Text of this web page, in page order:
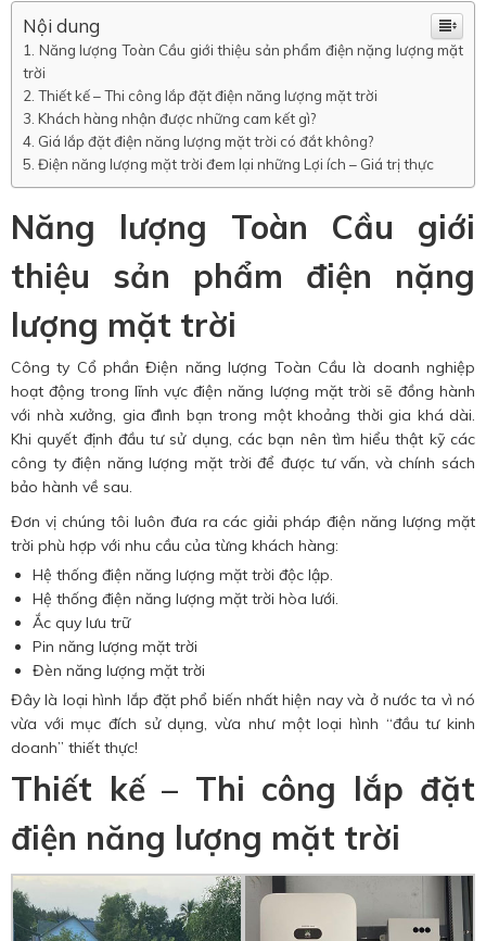
Nội dung
Năng lượng Toàn Cầu giới thiệu sản phẩm điện nặng lượng mặt
trời
Thiết kế – Thi công lắp đặt điện năng lượng mặt trời
Khách hàng nhận được những cam kết gì?
Giá lắp đặt điện năng lượng mặt trời có đắt không?
Điện năng lượng mặt trời đem lại những Lợi ích – Giá trị thực
Năng lượng Toàn Cầu giới
thiệu sản phẩm điện nặng
lượng mặt trời
Công ty Cổ phần Điện năng lượng Toàn Cầu là doanh nghiệp
hoạt động trong lĩnh vực điện năng lượng mặt trời sẽ đồng hành
với nhà xưởng, gia đình bạn trong một khoảng thời gia khá dài.
Khi quyết định đầu tư sử dụng, các bạn nên tìm hiểu thật kỹ các
công ty điện năng lượng mặt trời để được tư vấn, và chính sách
bảo hành về sau.
Đơn vị chúng tôi luôn đưa ra các giải pháp điện năng lượng mặt
trời phù hợp với nhu cầu của từng khách hàng:
Hệ thống điện năng lượng mặt trời độc lập.
Hệ thống điện năng lượng mặt trời hòa lưới.
Ắc quy lưu trữ
Pin năng lượng mặt trời
Đèn năng lượng mặt trời
Đây là loại hình lắp đặt phổ biến nhất hiện nay và ở nước ta vì nó
vừa với mục đích sử dụng, vừa như một loại hình “đầu tư kinh
doanh” thiết thực!
Thiết kế – Thi công lắp đặt
điện năng lượng mặt trời